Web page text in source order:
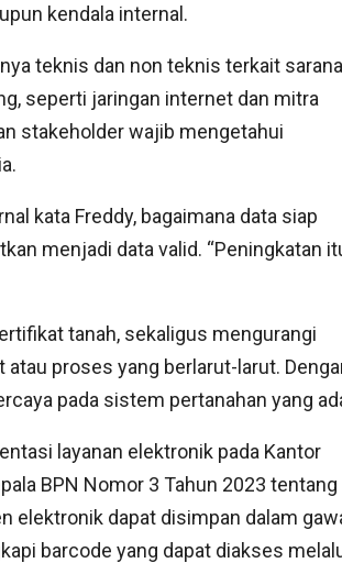
kendala internal.
teknis dan non teknis terkait sarana
seperti jaringan internet dan mitra
stakeholder wajib mengetahui
kata Freddy, bagaimana data siap
menjadi data valid. “Peningkatan
tanah, sekaligus mengurangi
proses yang berlarut-larut.
pada sistem pertanahan yang
layanan elektronik pada Kantor
BPN Nomor 3 Tahun 2023 tentang
elektronik dapat disimpan dalam
barcode yang dapat diakses